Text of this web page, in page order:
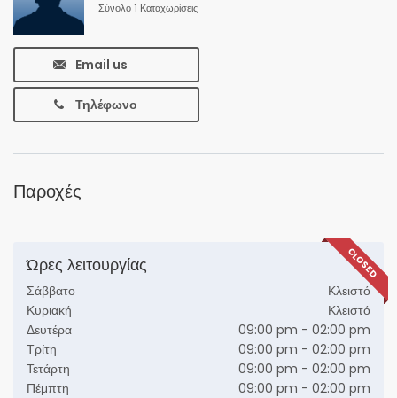
Σύνολο 1 Καταχωρίσεις
Email us
Τηλέφωνο
Παροχές
CLOSED
Ώρες λειτουργίας
Σάββατο
Κλειστό
Κυριακή
Κλειστό
Δευτέρα
09:00 pm - 02:00 pm
Τρίτη
09:00 pm - 02:00 pm
Τετάρτη
09:00 pm - 02:00 pm
Πέμπτη
09:00 pm - 02:00 pm